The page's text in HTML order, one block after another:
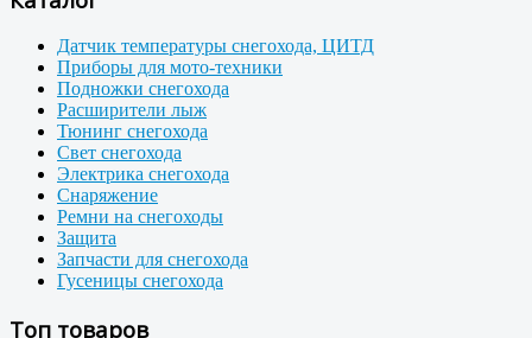
Датчик температуры снегохода, ЦИТД
Приборы для мото-техники
Подножки снегохода
Расширители лыж
Тюнинг снегохода
Свет снегохода
Электрика снегохода
Снаряжение
Ремни на снегоходы
Защита
Запчасти для снегохода
Гусеницы снегохода
Топ товаров